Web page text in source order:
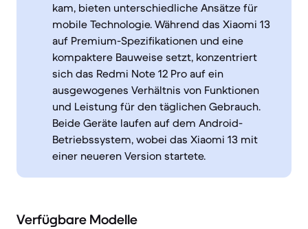
kam, bieten unterschiedliche Ansätze für
mobile Technologie. Während das Xiaomi 13
auf Premium-Spezifikationen und eine
kompaktere Bauweise setzt, konzentriert
sich das Redmi Note 12 Pro auf ein
ausgewogenes Verhältnis von Funktionen
und Leistung für den täglichen Gebrauch.
Beide Geräte laufen auf dem Android-
Betriebssystem, wobei das Xiaomi 13 mit
einer neueren Version startete.
Verfügbare Modelle